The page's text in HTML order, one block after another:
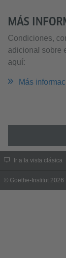
MÁS
Condiciones,
adicional sobre
aquí:
Más
Ir a la vista clásica
© Goethe-Institut 2026